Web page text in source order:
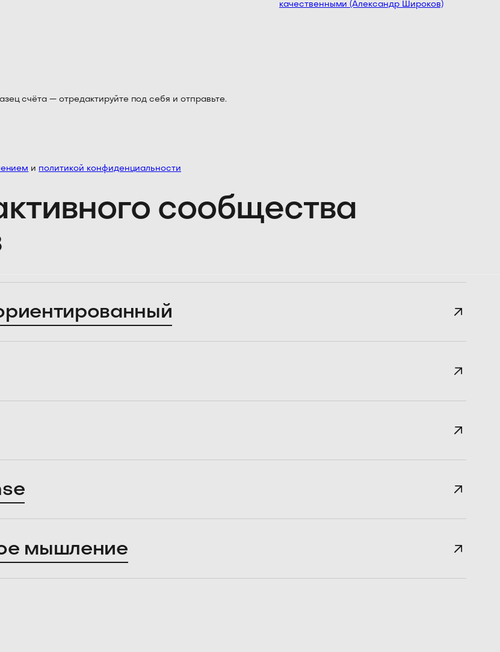
качественными (Александр Широков)
счёта — отредактируйте под себя и отправьте.
и политикой конфиденциальности
сообщества
мышление